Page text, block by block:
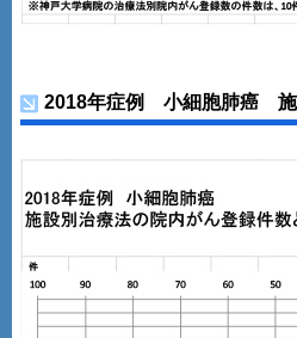
2018年症例 小細胞肺癌 施